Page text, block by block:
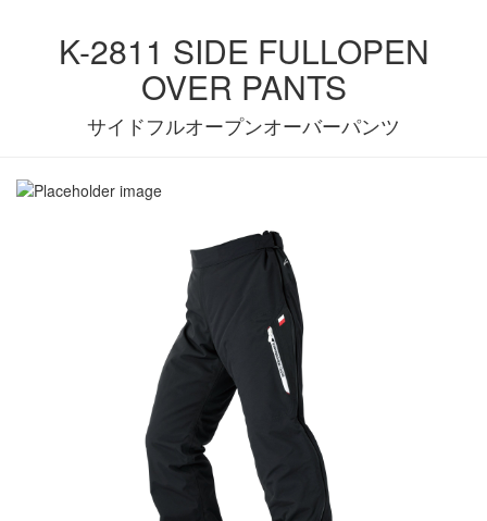
K-2811 SIDE FULLOPEN
OVER PANTS
サイドフルオープンオーバーパンツ